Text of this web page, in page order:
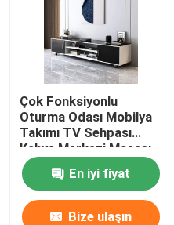
Çok Fonksiyonlu
Oturma Odası Mobilya
Takımı TV Sehpası
Kahve Merkezi Masası
En iyi fiyat
Bize ulaşın